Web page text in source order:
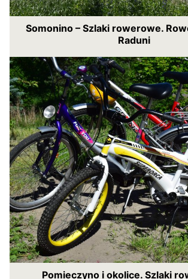
Somonino – Szlaki rowerowe.
Raduni
Pomieczyno i okolice. Szlaki